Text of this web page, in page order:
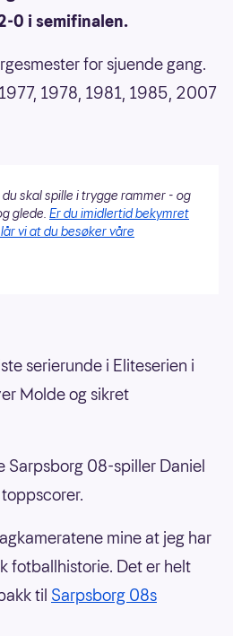
0 i semifinalen.
for sjuende gang.
1978, 1981, 1985, 2007
skal spille i trygge rammer - og
glede. Er du imidlertid bekymret
vi at du besøker våre
serierunde i Eliteserien i
Molde og sikret
Sarpsborg 08-spiller Daniel
mine at jeg har
fotballhistorie. Det er helt
til Sarpsborg 08s